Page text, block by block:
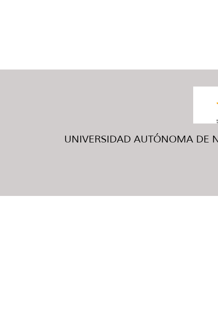
UNIVERSIDAD AUTÓNOMA DE